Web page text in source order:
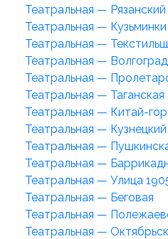
Театральная —
Театральная — Кузьминки
Театральная —
Театральная —
Театральная —
Театральная — Таганская
Театральная — Китай-
Театральная —
Театральная —
Театральная —
Театральная — Улица
Театральная — Беговая
Театральная —
Театральная —